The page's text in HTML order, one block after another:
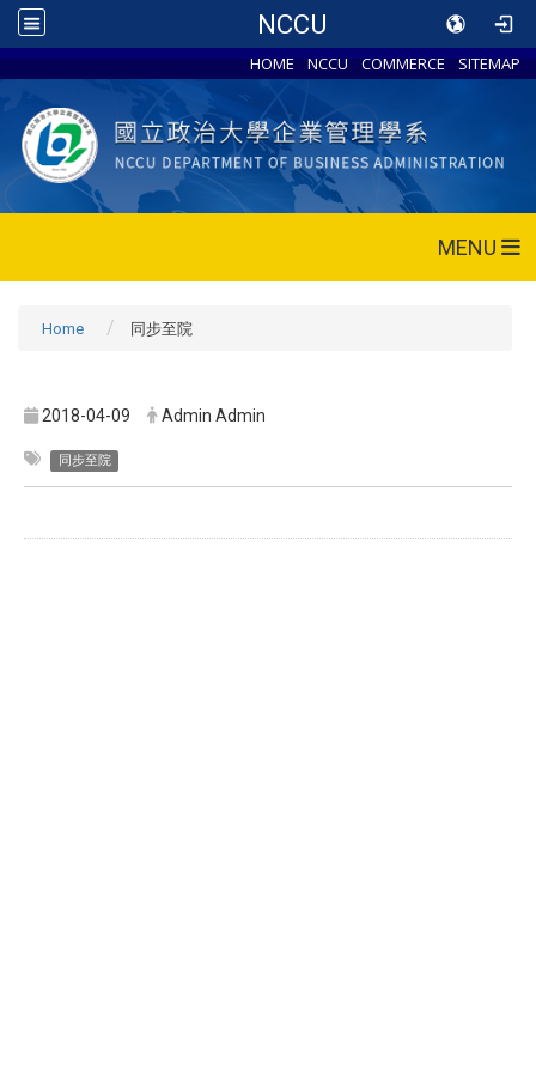
NCCU
HOME NCCU COMMERCE SITEMAP
MENU
Home 同步至院
2018-04-09 Admin Admin
同步至院